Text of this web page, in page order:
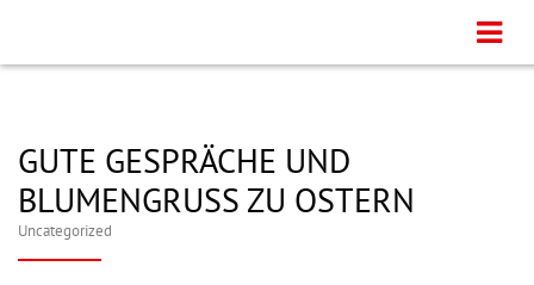
GUTE GESPRÄCHE UND
BLUMENGRUSS ZU OSTERN
Uncategorized